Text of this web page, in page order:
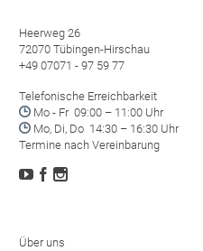
Heerweg 26
72070 Tübingen-Hirschau
+49 07071 - 97 59 77
Telefonische Erreichbarkeit
 Mo - Fr 09:00 – 11:00 Uhr
 Mo, Di, Do 14:30 – 16:30 Uhr
Termine nach Vereinbarung
  
Über uns